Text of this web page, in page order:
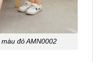
đỏ AMN0002